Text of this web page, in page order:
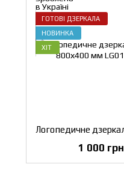
ГОТОВІ ДЗЕРКАЛА
НОВИНКА
ХІТ
1 000 грн